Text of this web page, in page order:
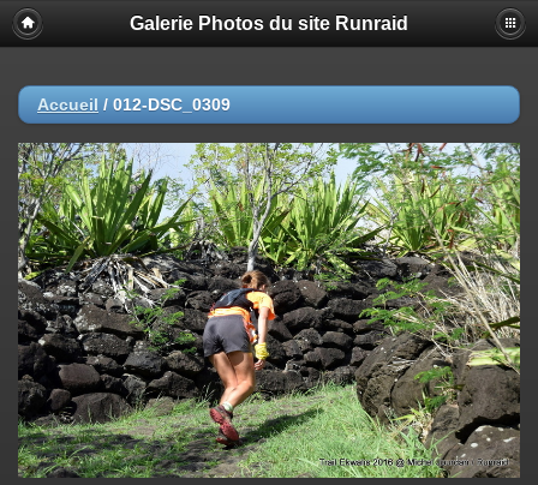
Galerie Photos du site Runraid
Accueil / 012-DSC_0309